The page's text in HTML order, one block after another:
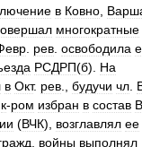
в Ковно
многократные
рев освободила
РСДРП(б). На
в Окт. рев будучи чл
к-ром избран в состав
(ВЧК), возглавлял ее
войны выполнял